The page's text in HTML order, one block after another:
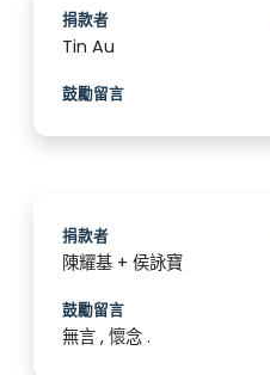
捐款者
Tin Au
鼓勵留言
捐款者
陳耀基 + 侯詠寶
鼓勵留言
無言 , 懷念 .